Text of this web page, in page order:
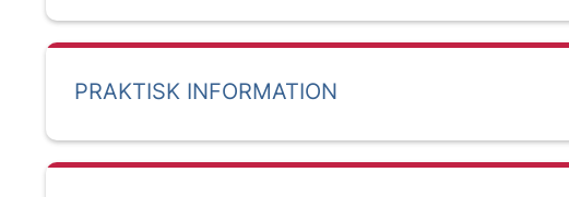
PRAKTISK INFORMATION